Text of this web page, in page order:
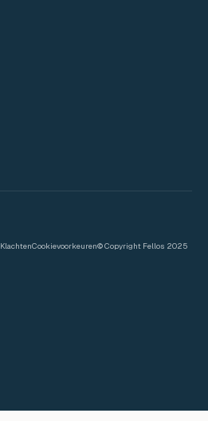
© Copyright Fellos 2025
KlachtenCookievoorkeuren